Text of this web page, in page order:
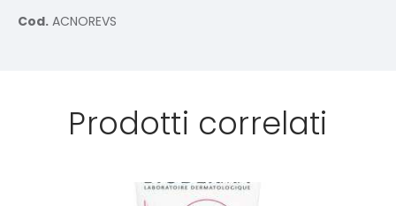
Cod. ACNOREVS
Prodotti correlati